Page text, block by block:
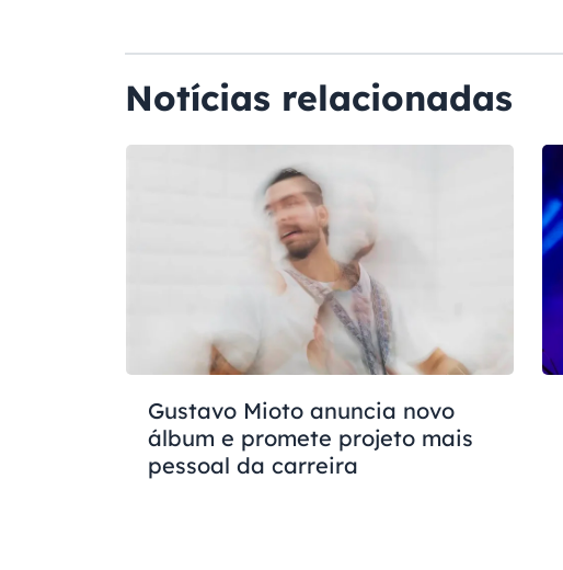
Notícias relacionadas
Gustavo Mioto anuncia novo
álbum e promete projeto mais
pessoal da carreira